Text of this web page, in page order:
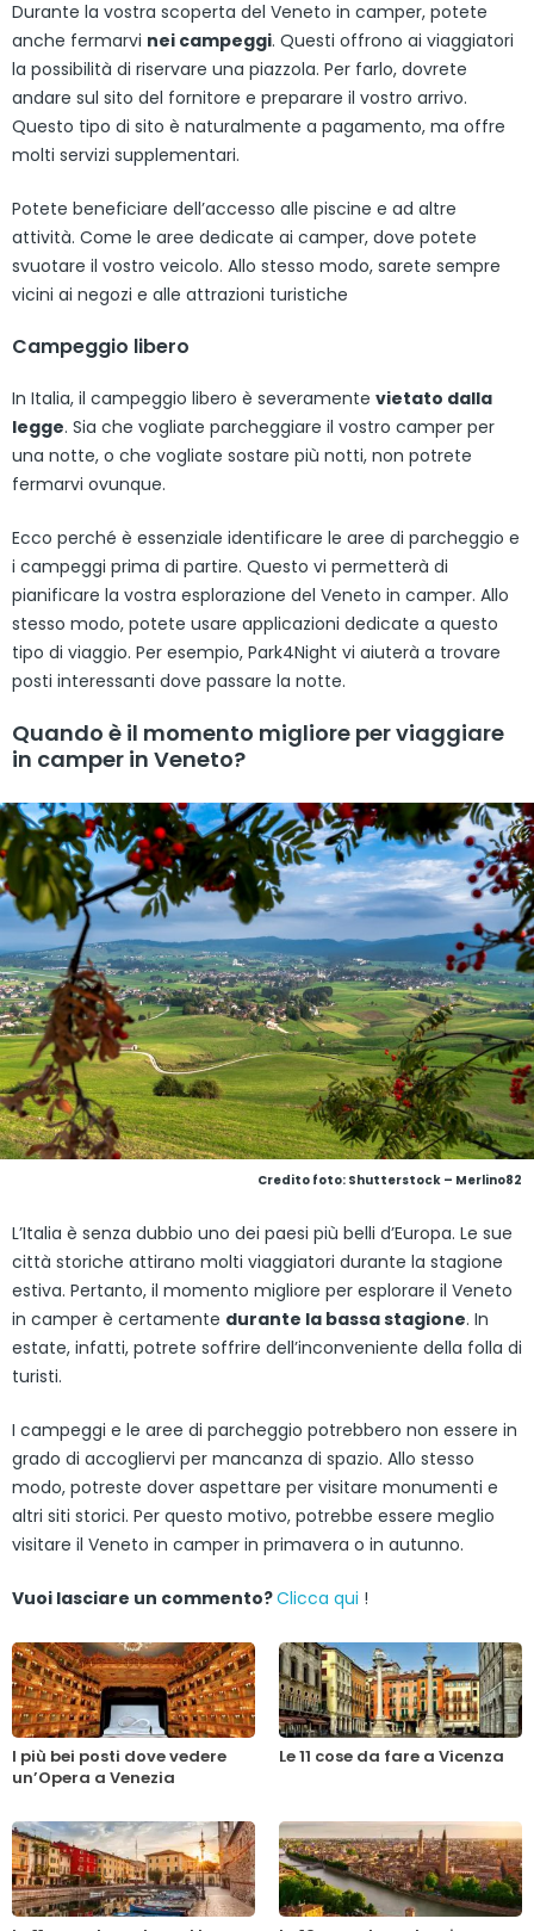
Durante la vostra scoperta del Veneto in camper, potete
anche fermarvi nei campeggi. Questi offrono ai viaggiatori
la possibilità di riservare una piazzola. Per farlo, dovrete
andare sul sito del fornitore e preparare il vostro arrivo.
Questo tipo di sito è naturalmente a pagamento, ma offre
molti servizi supplementari.
Potete beneficiare dell’accesso alle piscine e ad altre
attività. Come le aree dedicate ai camper, dove potete
svuotare il vostro veicolo. Allo stesso modo, sarete sempre
vicini ai negozi e alle attrazioni turistiche
Campeggio libero
In Italia, il campeggio libero è severamente vietato dalla
legge. Sia che vogliate parcheggiare il vostro camper per
una notte, o che vogliate sostare più notti, non potrete
fermarvi ovunque.
Ecco perché è essenziale identificare le aree di parcheggio e
i campeggi prima di partire. Questo vi permetterà di
pianificare la vostra esplorazione del Veneto in camper. Allo
stesso modo, potete usare applicazioni dedicate a questo
tipo di viaggio. Per esempio, Park4Night vi aiuterà a trovare
posti interessanti dove passare la notte.
Quando è il momento migliore per viaggiare
in camper in Veneto?
Credito foto: Shutterstock – Merlino82
L’Italia è senza dubbio uno dei paesi più belli d’Europa. Le sue
città storiche attirano molti viaggiatori durante la stagione
estiva. Pertanto, il momento migliore per esplorare il Veneto
in camper è certamente durante la bassa stagione. In
estate, infatti, potrete soffrire dell’inconveniente della folla di
turisti.
I campeggi e le aree di parcheggio potrebbero non essere in
grado di accogliervi per mancanza di spazio. Allo stesso
modo, potreste dover aspettare per visitare monumenti e
altri siti storici. Per questo motivo, potrebbe essere meglio
visitare il Veneto in camper in primavera o in autunno.
Vuoi lasciare un commento?Clicca qui !
I più bei posti dove vedere
un’Opera a Venezia
Le 11 cose da fare a Vicenza